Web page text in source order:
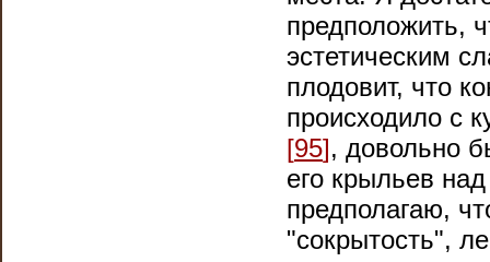
предположить,
эстетическим
плодовит, что
происходило с
[95], довольно
его крыльев
предполагаю,
"сокрытость",